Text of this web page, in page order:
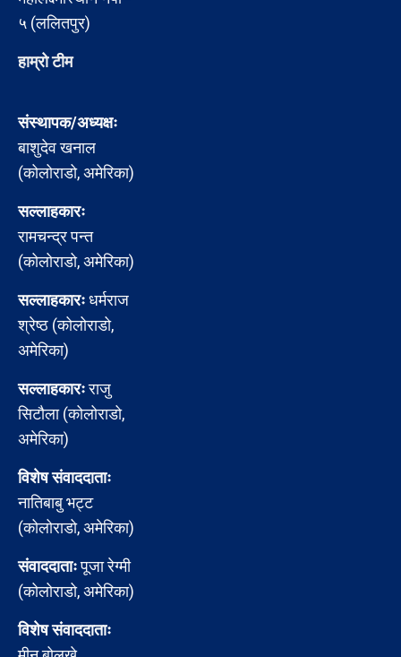
५ (ललितपुर)
हाम्रो टीम
संस्थापक/अध्यक्षः
बाशुदेव खनाल
(कोलोराडो, अमेरिका)
सल्लाहकारः
रामचन्द्र पन्त
(कोलोराडो, अमेरिका)
सल्लाहकारःधर्मराज
श्रेष्ठ (कोलोराडो,
अमेरिका)
सल्लाहकारःराजु
सिटौला (कोलोराडो,
अमेरिका)
विशेष संवाददाताः
नातिबाबु भट्ट
(कोलोराडो, अमेरिका)
संवाददाताःपूजा रेग्मी
(कोलोराडो, अमेरिका)
विशेष संवाददाताः